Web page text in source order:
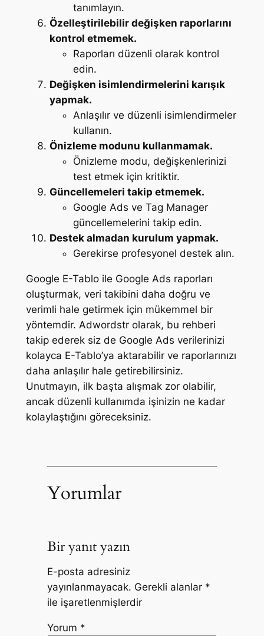
tanımlayın.
Özelleştirilebilir değişken raporlarını
kontrol etmemek.
Raporları düzenli olarak kontrol
edin.
Değişken isimlendirmelerini karışık
yapmak.
Anlaşılır ve düzenli isimlendirmeler
kullanın.
Önizleme modunu kullanmamak.
Önizleme modu, değişkenlerinizi
test etmek için kritiktir.
Güncellemeleri takip etmemek.
Google Ads ve Tag Manager
güncellemelerini takip edin.
Destek almadan kurulum yapmak.
Gerekirse profesyonel destek alın.
Google E-Tablo ile Google Ads raporları
oluşturmak, veri takibini daha doğru ve
verimli hale getirmek için mükemmel bir
yöntemdir. Adwordstr olarak, bu rehberi
takip ederek siz de Google Ads verilerinizi
kolayca E-Tablo’ya aktarabilir ve raporlarınızı
daha anlaşılır hale getirebilirsiniz.
Unutmayın, ilk başta alışmak zor olabilir,
ancak düzenli kullanımda işinizin ne kadar
kolaylaştığını göreceksiniz.
Yorumlar
Bir yanıt yazın
E-posta adresiniz
yayınlanmayacak. Gerekli alanlar *
ile işaretlenmişlerdir
Yorum *